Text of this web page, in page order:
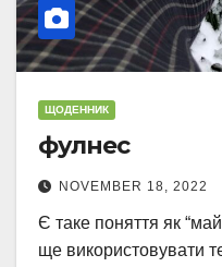
ЩОДЕННИК
фулнес
NOVEMBER 18, 2022
Є таке поняття як
ще використовувати